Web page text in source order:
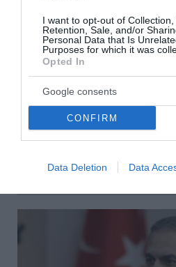
I want to opt-out of Collection,
Retention, Sale, and/or
Personal Data that Is
Purposes for which it was
Opted In
Google consents
CONFIRM
Data Deletion Data
Αυτοί είναι οι έξι όροι
για τα Στενά του Ορμούζ
Τρόπο απεμπλοκής από τον
αρχηγός των Ενόπλων
Πολιτειών - Ο Ντόναλντ Τραμπ